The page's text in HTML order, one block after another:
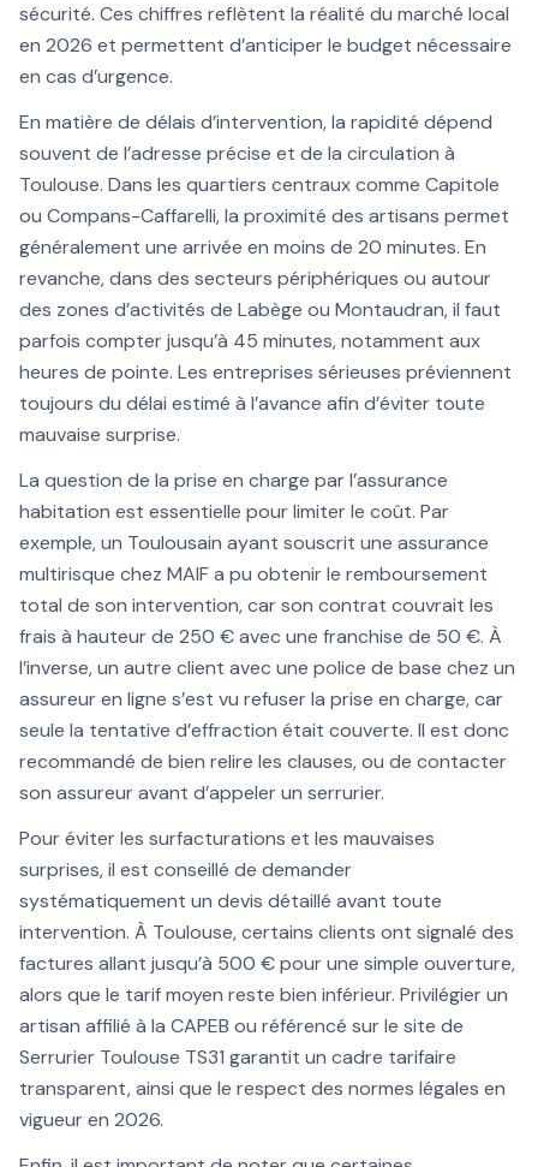
sécurité. Ces chiffres reflètent la réalité du marché local
en 2026 et permettent d’anticiper le budget nécessaire
en cas d’urgence.
En matière de délais d’intervention, la rapidité dépend
souvent de l’adresse précise et de la circulation à
Toulouse. Dans les quartiers centraux comme Capitole
ou Compans-Caffarelli, la proximité des artisans permet
généralement une arrivée en moins de 20 minutes. En
revanche, dans des secteurs périphériques ou autour
des zones d’activités de Labège ou Montaudran, il faut
parfois compter jusqu’à 45 minutes, notamment aux
heures de pointe. Les entreprises sérieuses préviennent
toujours du délai estimé à l’avance afin d’éviter toute
mauvaise surprise.
La question de la prise en charge par l’assurance
habitation est essentielle pour limiter le coût. Par
exemple, un Toulousain ayant souscrit une assurance
multirisque chez MAIF a pu obtenir le remboursement
total de son intervention, car son contrat couvrait les
frais à hauteur de 250 € avec une franchise de 50 €. À
l’inverse, un autre client avec une police de base chez un
assureur en ligne s’est vu refuser la prise en charge, car
seule la tentative d’effraction était couverte. Il est donc
recommandé de bien relire les clauses, ou de contacter
son assureur avant d’appeler un serrurier.
Pour éviter les surfacturations et les mauvaises
surprises, il est conseillé de demander
systématiquement un devis détaillé avant toute
intervention. À Toulouse, certains clients ont signalé des
factures allant jusqu’à 500 € pour une simple ouverture,
alors que le tarif moyen reste bien inférieur. Privilégier un
artisan affilié à la CAPEB ou référencé sur le site de
Serrurier Toulouse TS31 garantit un cadre tarifaire
transparent, ainsi que le respect des normes légales en
vigueur en 2026.